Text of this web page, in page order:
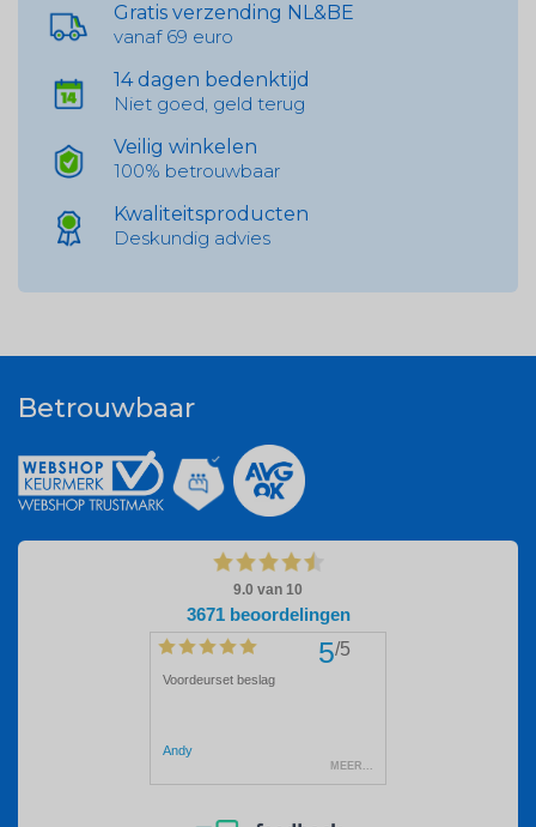
Gratis verzending NL&BE
vanaf 69 euro
14 dagen bedenktijd
Niet goed, geld terug
Veilig winkelen
100% betrouwbaar
Kwaliteitsproducten
Deskundig advies
Betrouwbaar